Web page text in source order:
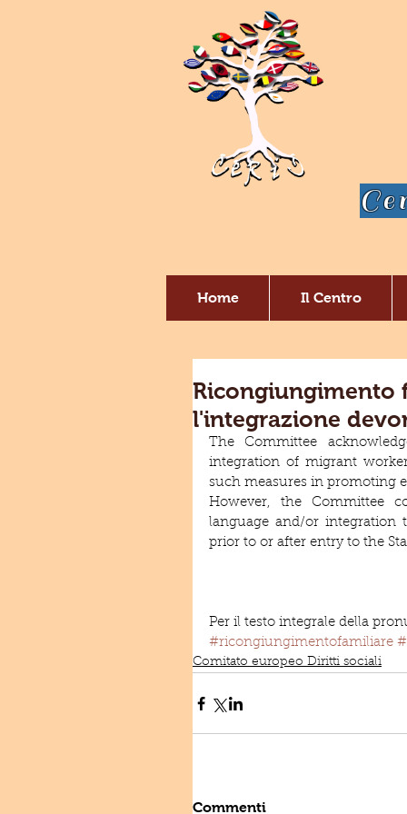
Home Il Centro
Ricongiungimento
l'integrazione
The Committee
integration of migrant
such measures in promoting
However, the Committee
language and/or integration
prior to or after entry to the
Per il testo integrale della
#ricongiungimentofamiliare
Comitato europeo Diritti sociali
Commenti